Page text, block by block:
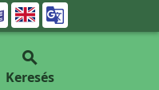


Keresés